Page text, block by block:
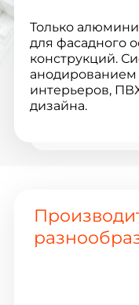
Только
для фасадного
конструкций.
анодированием
интерьеров,
дизайна.